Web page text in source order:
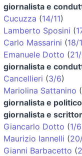
giornalista e
Cucuzza (14/11)
Lamberto Sposini (
Carlo Massarini (18/
Emanuele Dotto (
giornalista e
Cancellieri (3/6)
Mariolina Sattanino (
giornalista e politico
giornalista e
Giancarlo Dotto (1/6
Maurizio Iannelli (
Gianni Barbacetto (